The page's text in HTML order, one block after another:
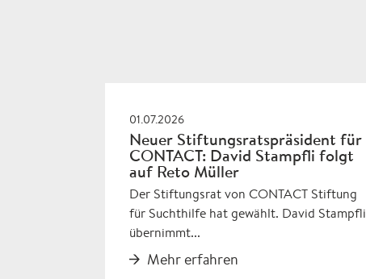
01.07.2026
Neuer Stiftungsratspräsident für
CONTACT: David Stampfli folgt
auf Reto Müller
Der Stiftungsrat von CONTACT Stiftung
für Suchthilfe hat gewählt. David Stampfli
übernimmt...
Mehr erfahren